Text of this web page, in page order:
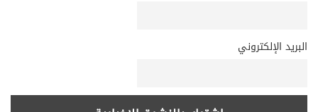
البريد الإلكتروني